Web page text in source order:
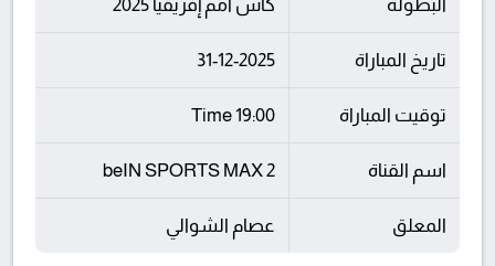
البطولة كأس أمم إفريقيا 2025
تاريخ المباراة 31-12-2025
توقيت المباراة 19:00 Time
اسم القناة beIN SPORTS MAX 2
المعلق عصام الشوالي